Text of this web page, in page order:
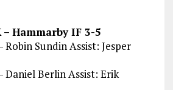
Hammarby IF 3-5
Robin Sundin Assist: Jesper
Daniel Berlin Assist: Erik